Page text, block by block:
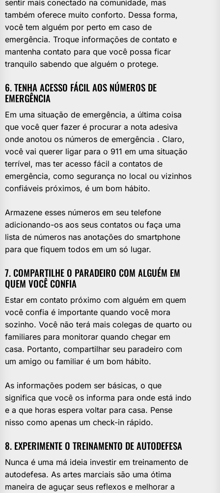
sentir mais conectado na comunidade, mas
também oferece muito conforto. Dessa forma,
você tem alguém por perto em caso de
emergência. Troque informações de contato e
mantenha contato para que você possa ficar
tranquilo sabendo que alguém o protege.
6. TENHA ACESSO FÁCIL AOS NÚMEROS DE
EMERGÊNCIA
Em uma situação de emergência, a última coisa
que você quer fazer é procurar a nota adesiva
onde anotou os números de emergência . Claro,
você vai querer ligar para o 911 em uma situação
terrível, mas ter acesso fácil a contatos de
emergência, como segurança no local ou vizinhos
confiáveis ​​próximos, é um bom hábito.
Armazene esses números em seu telefone
adicionando-os aos seus contatos ou faça uma
lista de números nas anotações do smartphone
para que fiquem todos em um só lugar.
7. COMPARTILHE O PARADEIRO COM ALGUÉM EM
QUEM VOCÊ CONFIA
Estar em contato próximo com alguém em quem
você confia é importante quando você mora
sozinho. Você não terá mais colegas de quarto ou
familiares para monitorar quando chegar em
casa. Portanto, compartilhar seu paradeiro com
um amigo ou familiar é um bom hábito.
As informações podem ser básicas, o que
significa que você os informa para onde está indo
e a que horas espera voltar para casa. Pense
nisso como apenas um check-in rápido.
8. EXPERIMENTE O TREINAMENTO DE AUTODEFESA
Nunca é uma má ideia investir em treinamento de
autodefesa. As artes marciais são uma ótima
maneira de aguçar seus reflexos e melhorar a